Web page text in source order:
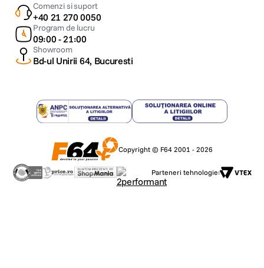
Comenzi si suport
+40 21 270 0050
Program de lucru
09:00 - 21:00
Showroom
Bd-ul Unirii 64, Bucuresti
Copyright © F64 2001 - 2026
Parteneri tehnologie: